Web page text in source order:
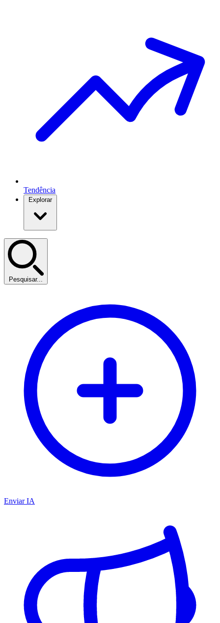
Tendência
Explorar
Pesquisar...
Enviar IA